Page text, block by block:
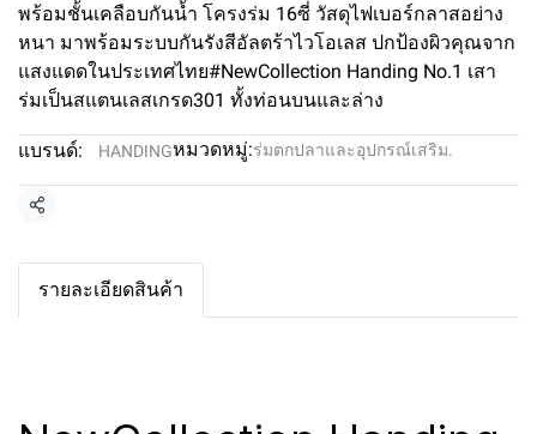
พร้อมชั้นเคลือบกันน้ำ โครงร่ม 16ซี่ วัสดุไฟเบอร์กลาสอย่าง
หนา มาพร้อมระบบกันรังสีอัลตร้าไวโอเลส ปกป้องผิวคุณจาก
แสงแดดในประเทศไทย#NewCollection Handing No.1 เสา
ร่มเป็นสแตนเลสเกรด301 ทั้งท่อนบนและล่าง
แบรนด์: HANDINGหมวดหมู่:ร่มตกปลาและอุปกรณ์เสริม.
แชร์
รายละเอียดสินค้า